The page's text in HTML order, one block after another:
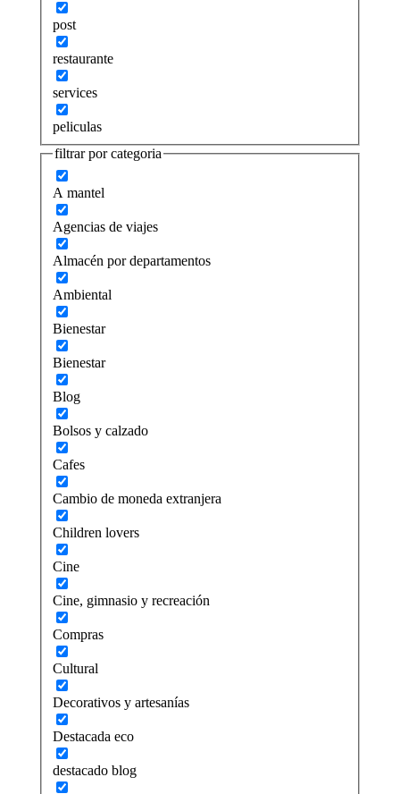
post
restaurante
services
peliculas
filtrar por categoria
A mantel
Agencias de viajes
Almacén por departamentos
Ambiental
Bienestar
Bienestar
Blog
Bolsos y calzado
Cafes
Cambio de moneda extranjera
Children lovers
Cine
Cine, gimnasio y recreación
Compras
Cultural
Decorativos y artesanías
Destacada eco
destacado blog